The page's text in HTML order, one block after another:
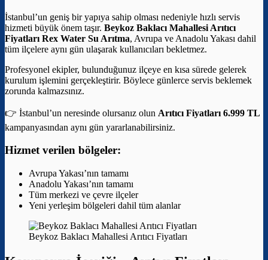
İstanbul’un geniş bir yapıya sahip olması nedeniyle hızlı servis
hizmeti büyük önem taşır. Beykoz Baklacı Mahallesi Arıtıcı
Fiyatları Rex Water Su Arıtma, Avrupa ve Anadolu Yakası dahil
tüm ilçelere aynı gün ulaşarak kullanıcıları bekletmez.
Profesyonel ekipler, bulunduğunuz ilçeye en kısa sürede gelerek
kurulum işlemini gerçekleştirir. Böylece günlerce servis beklemek
zorunda kalmazsınız.
👉 İstanbul’un neresinde olursanız olun Arıtıcı Fiyatları 6.999 TL
kampanyasından aynı gün yararlanabilirsiniz.
Hizmet verilen bölgeler:
Avrupa Yakası’nın tamamı
Anadolu Yakası’nın tamamı
Tüm merkezi ve çevre ilçeler
Yeni yerleşim bölgeleri dahil tüm alanlar
Beykoz Baklacı Mahallesi Arıtıcı Fiyatları